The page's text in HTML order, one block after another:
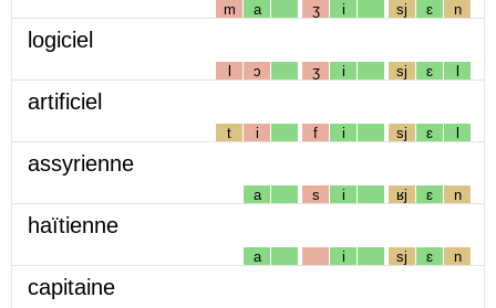
m a ʒ i sj ɛ n
logiciel
l ɔ ʒ i sj ɛ l
artificiel
t i f i sj ɛ l
assyrienne
a s i ʁj ɛ n
haïtienne
a i sj ɛ n
capitaine